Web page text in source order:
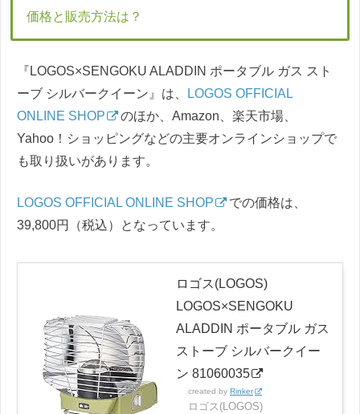
価格と販売方法は？
『LOGOS×SENGOKU ALADDIN ポータブル ガス スト
ーブ シルバークイーン』は、
LOGOS OFFICIAL
ONLINE SHOP
のほか、Amazon、楽天市場、
Yahoo！ショッピングなどの主要オンラインショップで
も取り扱いがあります。
LOGOS OFFICIAL ONLINE SHOP
での価格は、
39,800円（税込）となっています。
ロゴス(LOGOS)
LOGOS×SENGOKU
ALADDIN ポータブル ガス
ストーブ シルバークイー
ン 81060035
created by Rinker
ロゴス(LOGOS)